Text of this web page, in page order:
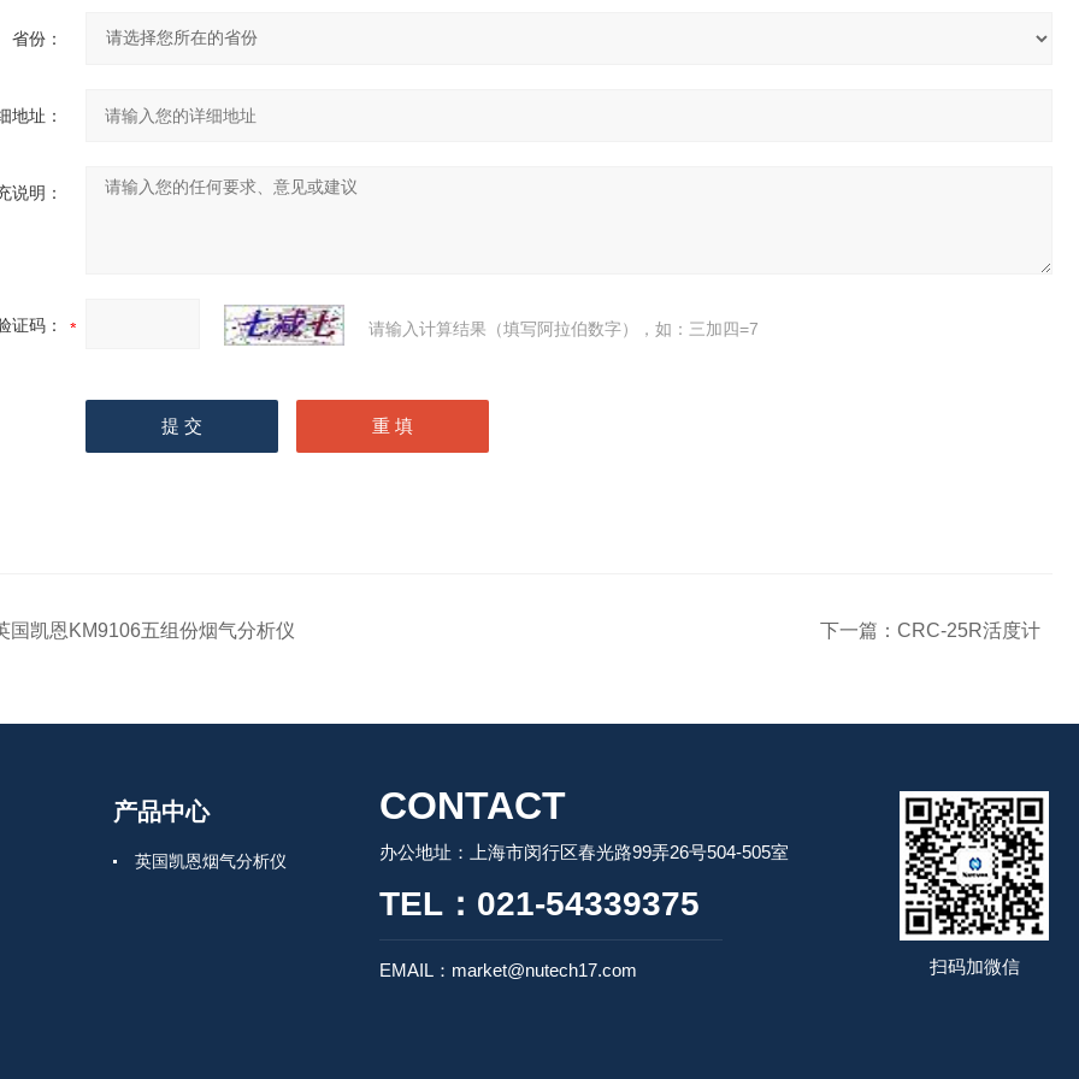
省份：
地址：
说明：
证码： 请输入计算结果（填写阿拉伯数字），如：三加四=7
国凯恩KM9106五组份烟气分析仪 下一篇： CRC-25R活度计
产品中心
英国凯恩烟气分析仪
CONTACT
办公地址：上海市闵行区春光路99弄26号504-505室
TEL：021-54339375
EMAIL：market@nutech17.com 扫码加微信